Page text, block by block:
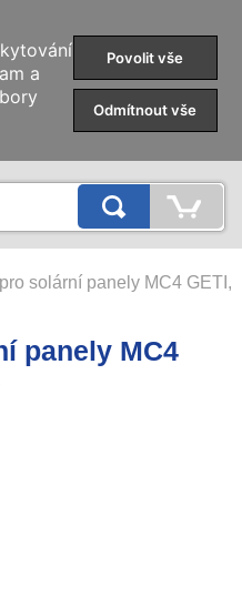
solární panely MC4 GETI,
panely MC4
a
Povolit vše
Odmítnout vše